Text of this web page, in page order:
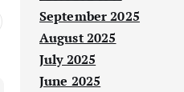
September 2025
August 2025
July 2025
June 2025